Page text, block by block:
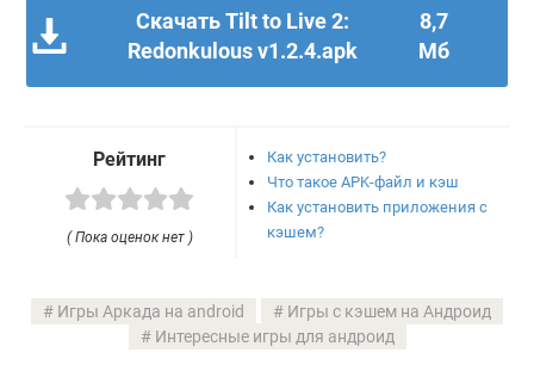
Скачать Tilt to Live 2:
Redonkulous v1.2.4.apk
8,7
Мб
Рейтинг
( Пока оценок нет )
Как установить?
Что такое APK-файл и кэш
Как установить приложения с
кэшем?
Игры Аркада на android
Игры с кэшем на Андроид
Интересные игры для андроид